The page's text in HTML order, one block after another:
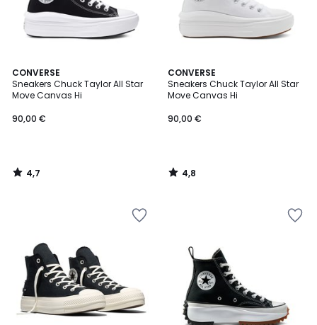
CONVERSE
Sneakers Chuck Taylor All Star
Move Canvas Hi
90,00 €
4,7
/ 5
4,7
/
CONVERSE
Sneakers Chuck Taylor All Star
Move Canvas Hi
90,00 €
4,8
/ 5
4,8
/